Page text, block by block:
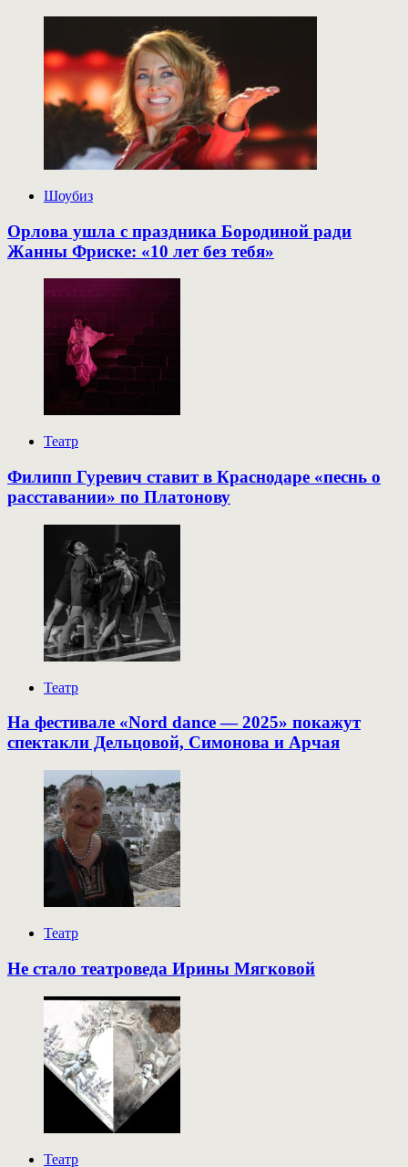
Шоубиз
Орлова ушла с праздника Бородиной ради
Жанны Фриске: «10 лет без тебя»
Театр
Филипп Гуревич ставит в Краснодаре «песнь о
расставании» по Платонову
Театр
На фестивале «Nord dance — 2025» покажут
спектакли Дельцовой, Симонова и Арчая
Театр
Не стало театроведа Ирины Мягковой
Театр